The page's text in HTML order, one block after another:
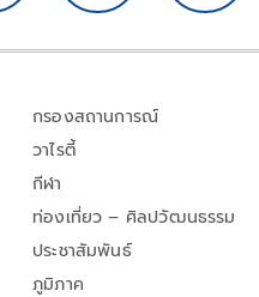
กรองสถานการณ์
วาไรตี้
กีฬา
ท่องเที่ยว – ศิลปวัฒนธรรม
ประชาสัมพันธ์
ภูมิภาค